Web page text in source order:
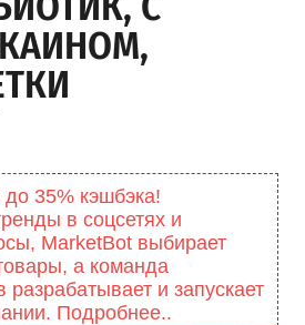
35% кэшбэка!
в соцсетях и
MarketBоt выбирает
а команда
и запускает
Подробнее..